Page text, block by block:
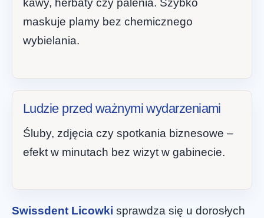
kawy, herbaty czy palenia. Szybko
maskuje plamy bez chemicznego
wybielania.
Ludzie przed ważnymi wydarzeniami
Śluby, zdjęcia czy spotkania biznesowe –
efekt w minutach bez wizyt w gabinecie.
Swissdent Licowki sprawdza się u dorosłych